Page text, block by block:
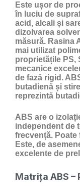
Este ușor de
în luciu de
acid, alcali și
dizolvarea
măsură. Rasina
mai utilizat
proprietățile PS,
mecanice
de fază rigid.
butadienă și
reprezintă
ABS are o
independent de
frecvență. Poate
Este, de
excelente de
Matrița ABS –